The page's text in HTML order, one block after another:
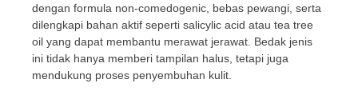
dengan formula non-comedogenic, bebas pewangi, serta
dilengkapi bahan aktif seperti salicylic acid atau tea tree
oil yang dapat membantu merawat jerawat. Bedak jenis
ini tidak hanya memberi tampilan halus, tetapi juga
mendukung proses penyembuhan kulit.